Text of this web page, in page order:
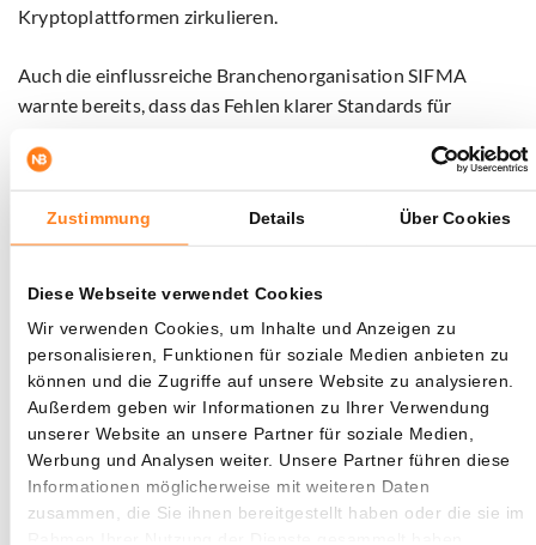
Zustimmung Details Über Cookies
Diese Webseite verwendet Cookies
Wir verwenden Cookies, um Inhalte und Anzeigen zu
personalisieren, Funktionen für soziale Medien anbieten zu
können und die Zugriffe auf unsere Website zu analysieren.
Außerdem geben wir Informationen zu Ihrer Verwendung
unserer Website an unsere Partner für soziale Medien,
Werbung und Analysen weiter. Unsere Partner führen diese
Informationen möglicherweise mit weiteren Daten
zusammen, die Sie ihnen bereitgestellt haben oder die sie im
Kryptoplattformen zirkulieren.
Auch die einflussreiche Branchenorganisation SIFMA
warnte bereits, dass das Fehlen klarer Standards für
„zersplitterten und chaotischen Märkten“ führen kann.
Auch Brett Redfearn, ehemaliger SEC-Direktor und heute
Chef des Tokenisierungsunternehmens Securitize, sieht
Risiken entstehen. Seiner Meinung nach könnten externe
wie Apple oder Amazon schaffen, ohne dass das
Unternehmen selbst beteiligt ist.
„Das könnte ein völlig neues Niveau an
Marktfragmentierung mit sich bringen“, warnt Redfearn.
„Anleger wissen dann möglicherweise immer weniger, was
ihre Aktien tatsächlich wert sind.“